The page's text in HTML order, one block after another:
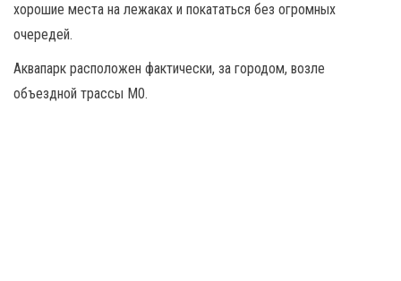
хорошие места на лежаках и покататься без огромных
очередей.
Аквапарк расположен фактически, за городом, возле
объездной трассы М0.